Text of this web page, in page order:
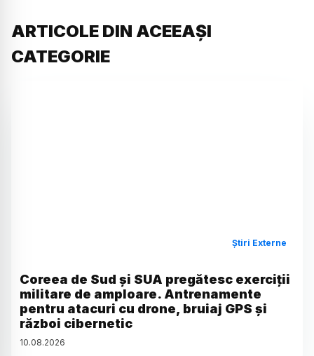
ARTICOLE DIN ACEEAȘI
CATEGORIE
Știri Externe
Coreea de Sud și SUA pregătesc exerciții
militare de amploare. Antrenamente
pentru atacuri cu drone, bruiaj GPS și
război cibernetic
10.08.2026